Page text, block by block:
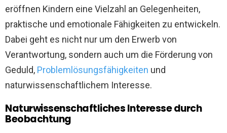
eröffnen Kindern eine Vielzahl an Gelegenheiten,
praktische und emotionale Fähigkeiten zu entwickeln.
Dabei geht es nicht nur um den Erwerb von
Verantwortung, sondern auch um die Förderung von
Geduld, Problemlösungsfähigkeiten und
naturwissenschaftlichem Interesse.
Naturwissenschaftliches Interesse durch
Beobachtung